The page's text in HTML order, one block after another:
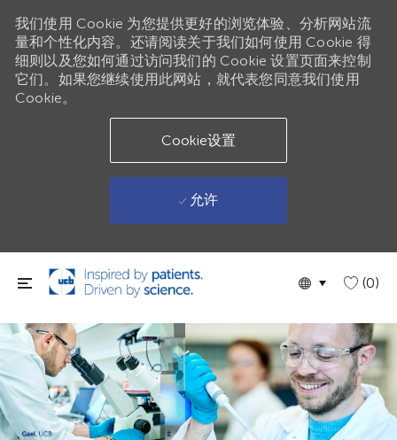
跳到主要内容
Language
Chinese(0)
我们使用 Cookie 为您提供更好的浏览体验、分析网站流
量和个性化内容。还请阅读关于我们如何使用 Cookie 得
细则以及您如何通过访问我们的 Cookie 设置页面来控制
它们。如果您继续使用此网站，就代表您同意我们使用
Cookie。
Cookie设置
允许